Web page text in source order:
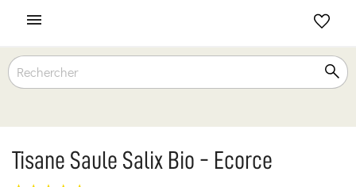

Tisane Saule Salix Bio - Ecorce